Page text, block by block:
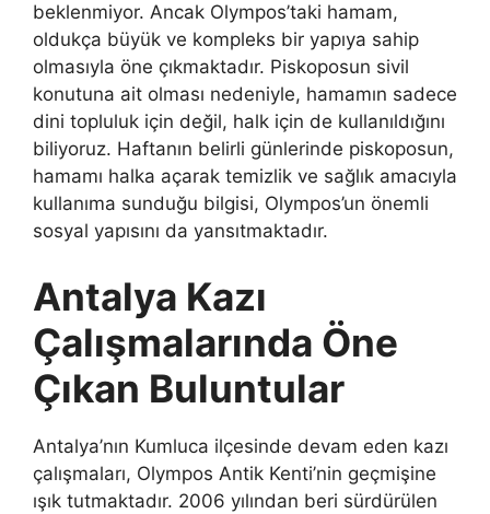
beklenmiyor. Ancak Olympos’taki hamam,
oldukça büyük ve kompleks bir yapıya sahip
olmasıyla öne çıkmaktadır. Piskoposun sivil
konutuna ait olması nedeniyle, hamamın sadece
dini topluluk için değil, halk için de kullanıldığını
biliyoruz. Haftanın belirli günlerinde piskoposun,
hamamı halka açarak temizlik ve sağlık amacıyla
kullanıma sunduğu bilgisi, Olympos’un önemli
sosyal yapısını da yansıtmaktadır.
Antalya Kazı
Çalışmalarında Öne
Çıkan Buluntular
Antalya’nın Kumluca ilçesinde devam eden kazı
çalışmaları, Olympos Antik Kenti’nin geçmişine
ışık tutmaktadır. 2006 yılından beri sürdürülen